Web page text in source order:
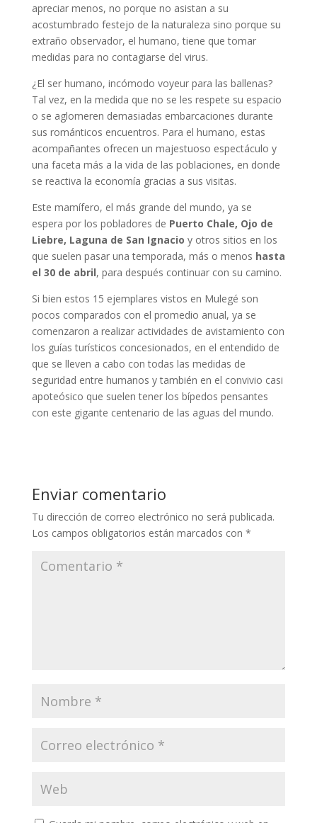
apreciar menos, no porque no asistan a su
acostumbrado festejo de la naturaleza sino porque su
extraño observador, el humano, tiene que tomar
medidas para no contagiarse del virus.
¿El ser humano, incómodo voyeur para las ballenas?
Tal vez, en la medida que no se les respete su espacio
o se aglomeren demasiadas embarcaciones durante
sus románticos encuentros. Para el humano, estas
acompañantes ofrecen un majestuoso espectáculo y
una faceta más a la vida de las poblaciones, en donde
se reactiva la economía gracias a sus visitas.
Este mamífero, el más grande del mundo, ya se
espera por los pobladores de Puerto Chale, Ojo de
Liebre, Laguna de San Ignacio y otros sitios en los
que suelen pasar una temporada, más o menos hasta
el 30 de abril, para después continuar con su camino.
Si bien estos 15 ejemplares vistos en Mulegé son
pocos comparados con el promedio anual, ya se
comenzaron a realizar actividades de avistamiento con
los guías turísticos concesionados, en el entendido de
que se lleven a cabo con todas las medidas de
seguridad entre humanos y también en el convivio casi
apoteósico que suelen tener los bípedos pensantes
con este gigante centenario de las aguas del mundo.
Enviar comentario
Tu dirección de correo electrónico no será publicada.
Los campos obligatorios están marcados con *